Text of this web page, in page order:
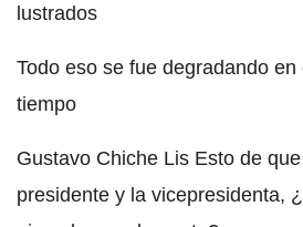
lustrados
Todo eso se fue degradando
tiempo
Gustavo Chiche Lis Esto de
presidente y la vicepresidenta,